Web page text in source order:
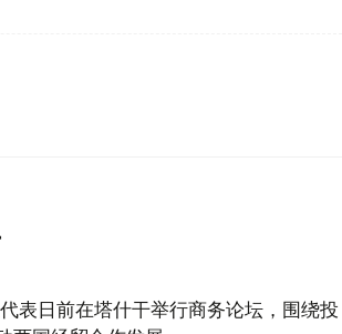
表日前在塔什干举行商务论坛，围绕投